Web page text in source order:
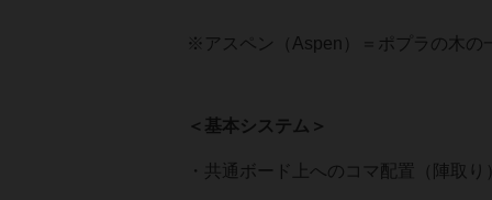
※アスペン（Aspen）＝ポプラの木の
＜基本システム＞
・共通ボード上へのコマ配置（陣取り